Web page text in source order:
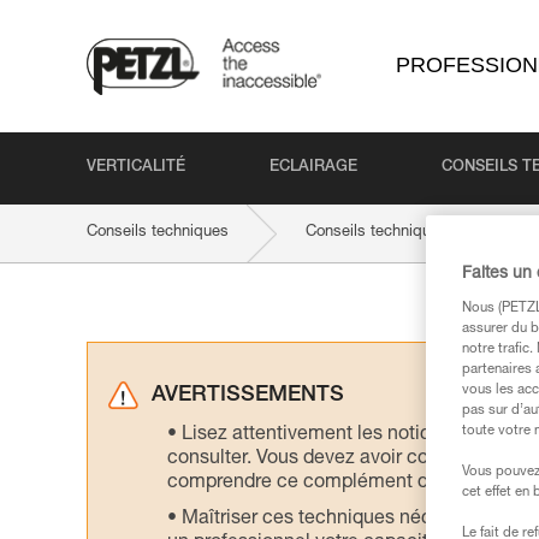
VERTICALITÉ ECLAIRAGE CONSEILS
Conseils techniques Conseils techniques par produit
AVERTISSEMENTS
Lisez attentivement les notices
consulter. Vous devez avoir compris les
comprendre ce complément d’informations.
Maîtriser ces techniques nécessite une
Faites un
Nous
assurer du
notre trafic.
partenaires
vous les
pas sur
toute votre
Vous
cet effet en
Le fait de